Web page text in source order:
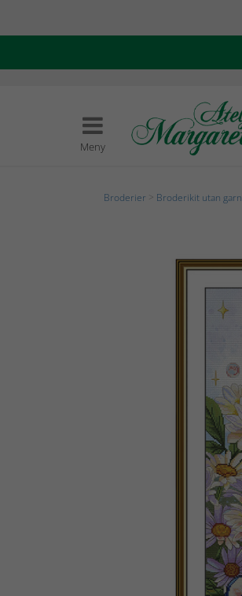
Meny
Broderier Broderikit utan garn